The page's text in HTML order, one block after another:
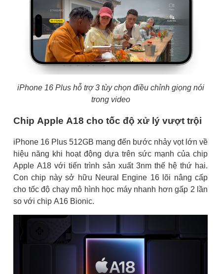
iPhone 16 Plus hỗ trợ 3 tùy chọn điều chỉnh giọng nói
trong video
Chip Apple A18 cho tốc độ xử lý vượt trội
iPhone 16 Plus 512GB mang đến bước nhảy vọt lớn về
hiệu năng khi hoạt động dựa trên sức mạnh của chip
Apple A18 với tiến trình sản xuất 3nm thế hệ thứ hai.
Con chip này sở hữu Neural Engine 16 lõi nâng cấp
cho tốc độ chạy mô hình học máy nhanh hơn gấp 2 lần
so với chip A16 Bionic.